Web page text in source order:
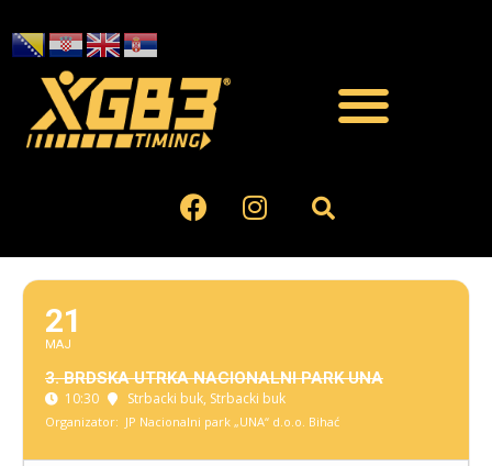
21
MAJ
3. BRDSKA UTRKA NACIONALNI PARK UNA
10:30 Strbacki buk, Strbacki buk
Organizator: JP Nacionalni park „UNA“ d.o.o. Bihać